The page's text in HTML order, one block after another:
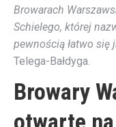
Browarach
Schielego, której
pewnością łatwo się
Telega-Bałdyga.
Browary
otwarte